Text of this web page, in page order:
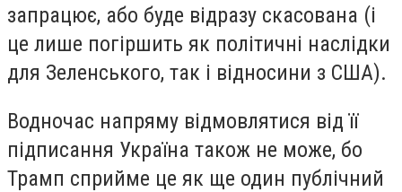
запрацює, або буде відразу скасована (і
це лише погіршить як політичні наслідки
для Зеленського, так і відносини з США).
Водночас напряму відмовлятися від її
підписання Україна також не може, бо
Трамп сприйме це як ще один публічний